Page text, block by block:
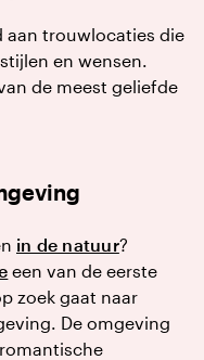
aan trouwlocaties die
en wensen.
de meest geliefde
in de natuur?
een van de eerste
zoek gaat naar
De omgeving